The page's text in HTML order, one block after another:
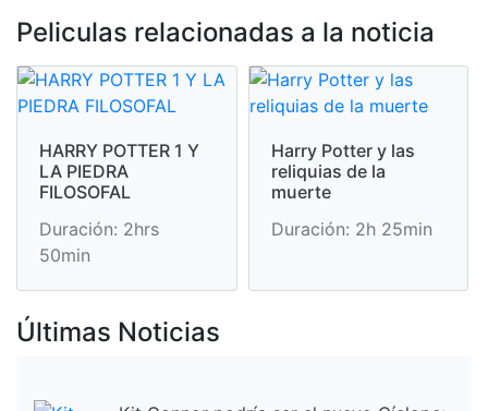
Peliculas relacionadas a la noticia
HARRY POTTER 1 Y
LA PIEDRA
FILOSOFAL
Duración: 2hrs
50min
Harry Potter y las
reliquias de la
muerte
Duración: 2h 25min
Últimas Noticias